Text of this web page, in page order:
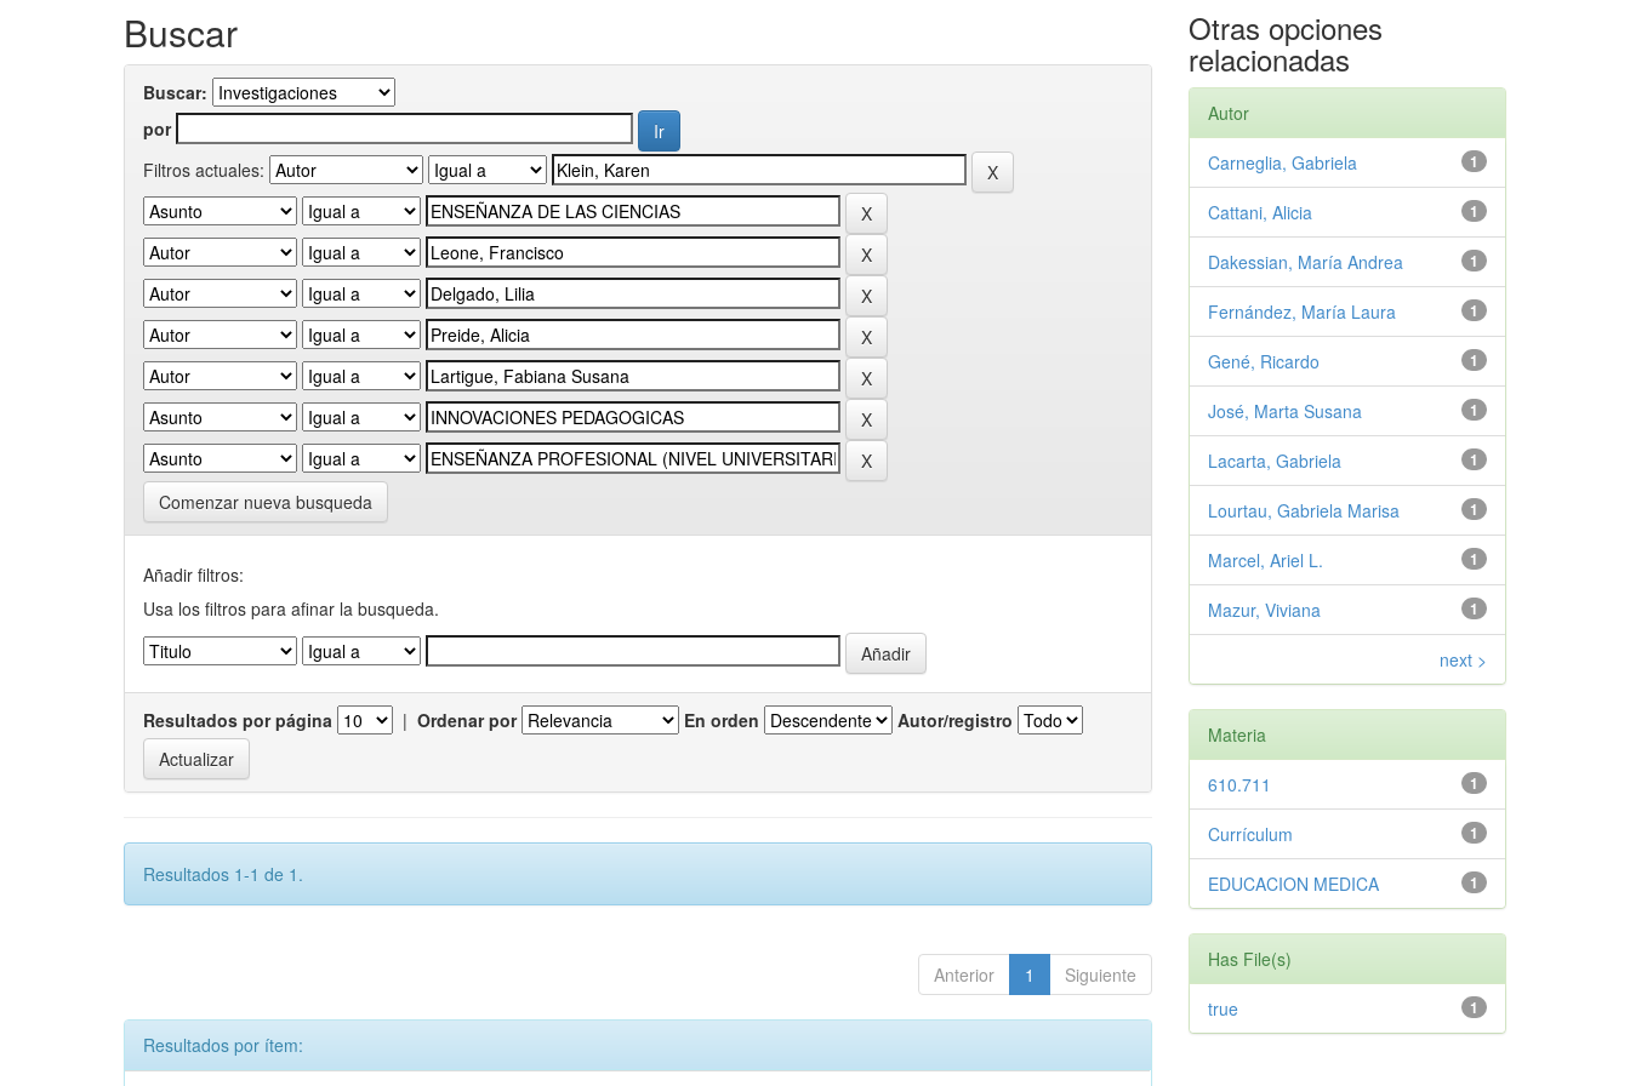
Buscar
Buscar:
por
Filtros actuales:
Comenzar nueva busqueda
Añadir filtros:
Usa los filtros para afinar la busqueda.
Resultados por página | Ordenar por En orden Autor/registro
Resultados 1-1 de 1.
Anterior 1 Siguiente
Resultados por ítem:
Otras opciones
relacionadas
Autor
1
Carneglia, Gabriela
1
Cattani, Alicia
1
Dakessian, María Andrea
1
Fernández, María Laura
1
Gené, Ricardo
1
José, Marta Susana
1
Lacarta, Gabriela
1
Lourtau, Gabriela Marisa
1
Marcel, Ariel L.
1
Mazur, Viviana
next >
Materia
1
610.711
1
Currículum
1
EDUCACION MEDICA
Has File(s)
1
true